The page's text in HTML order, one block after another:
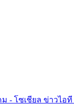
- โซเชียล ข่าวไอที